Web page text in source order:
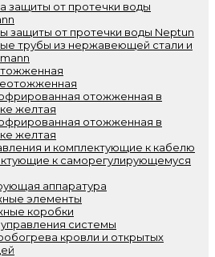
защиты от протечки воды
защиты от протечки воды Neptun
трубы из нержавеющей стали и
отожженная в
желтая
отожженная в
желтая
и комплектующие к кабелю
к саморегулирующемуся
аппаратура
элементы
коробки
системы
кровли и открытых